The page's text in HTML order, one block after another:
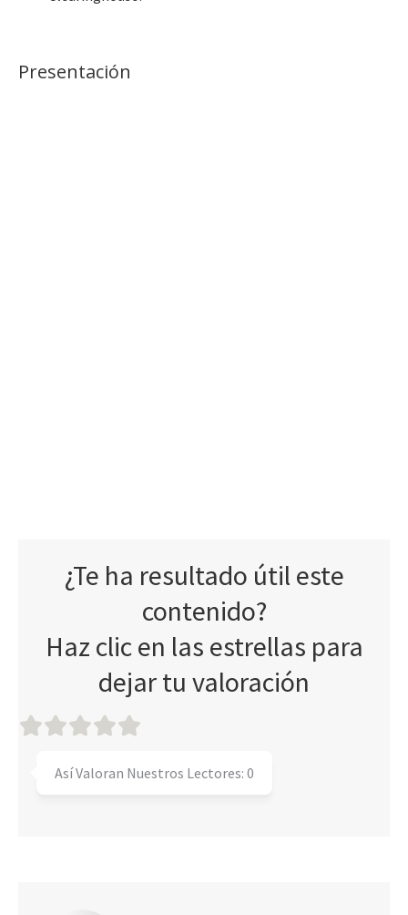
Presentación
¿Te ha resultado útil este
contenido?
Haz clic en las estrellas para
dejar tu valoración
Así Valoran Nuestros Lectores: 0